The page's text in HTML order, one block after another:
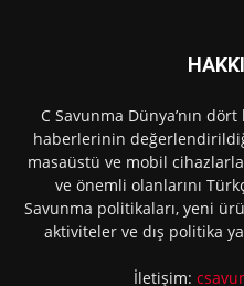
C Savunma Dünya’nın
haberlerinin
masaüstü ve mobil
ve önemli olanlarını
Savunma politikaları, yeni
aktiviteler ve dış politika
İletişim: